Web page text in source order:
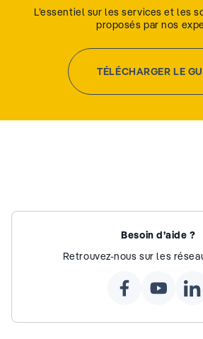
L’essentiel sur les services et les
proposés par nos
TÉLÉCHARGER LE
Besoin d’aide ?
Retrouvez-nous sur les